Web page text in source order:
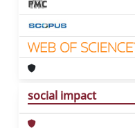
social impact